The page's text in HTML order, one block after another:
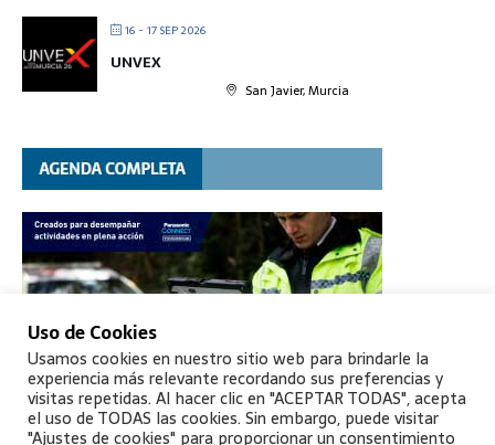
16 - 17 SEP 2026
UNVEX
San Javier, Murcia
Uso de Cookies
Usamos cookies en nuestro sitio web para brindarle la
experiencia más relevante recordando sus preferencias y
visitas repetidas. Al hacer clic en "ACEPTAR TODAS", acepta
el uso de TODAS las cookies. Sin embargo, puede visitar
"Ajustes de cookies" para proporcionar un consentimiento